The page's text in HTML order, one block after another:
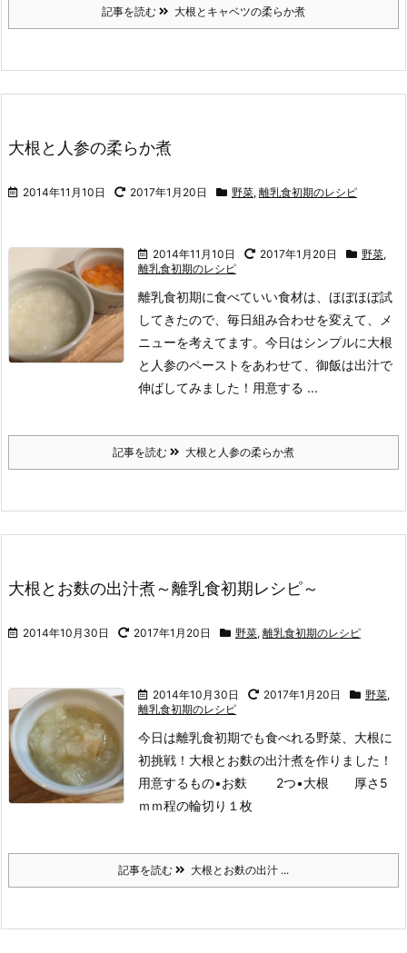
記事を読む 大根とキャベツの柔らか煮
大根と人参の柔らか煮
2014年11月10日 2017年1月20日 野菜, 離乳食初期のレシピ
2014年11月10日 2017年1月20日 野菜,
離乳食初期のレシピ
離乳食初期に食べていい食材は、ほぼほぼ試
してきたので、 毎日組み合わせを変えて、メ
ニューを考えてます。 今日はシンプルに大根
と人参のペーストをあわせて、 御飯は出汁で
伸ばしてみました！ 用意する ...
記事を読む 大根と人参の柔らか煮
大根とお麩の出汁煮～離乳食初期レシピ～
2014年10月30日 2017年1月20日 野菜, 離乳食初期のレシピ
2014年10月30日 2017年1月20日 野菜,
離乳食初期のレシピ
今日は離乳食初期でも食べれる野菜、大根に
初挑戦！ 大根とお麩の出汁煮を作りました！
用意するもの•お麩 2つ•大根
厚さ5
ｍｍ程の輪切り１枚
記事を読む 大根とお麩の出汁 ...